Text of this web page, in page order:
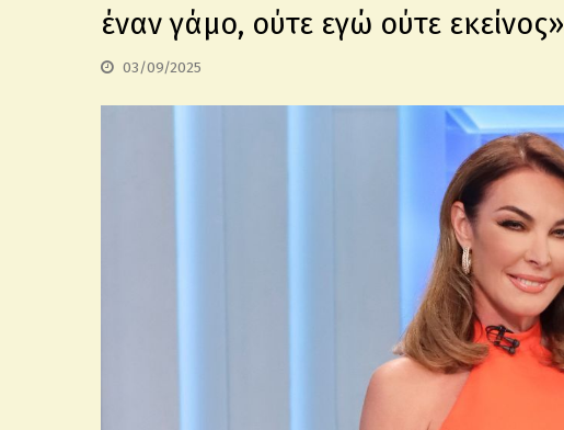
έναν γάμο, ούτε εγώ ούτε εκείνος»
03/09/2025